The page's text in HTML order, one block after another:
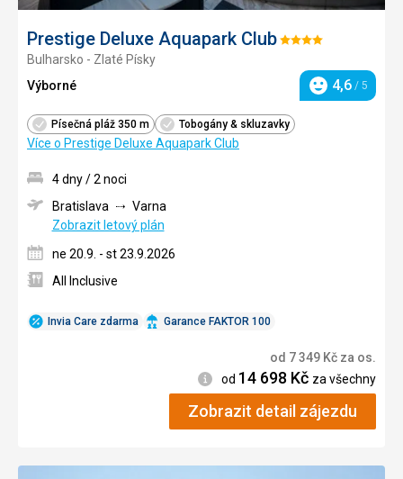
Prestige Deluxe Aquapark ClubHodnocení:
Bulharsko - Zlaté Písky
Výborné
Hodnocení
4,6 / 5
Písečná pláž 350 m Tobogány & skluzavky
Více o Prestige Deluxe Aquapark Club
Invia Care zdarma Garance FAKTOR 100
4 dny / 2 noci
Bratislava
Varna
Zobrazit letový plán
ne 20.9. - st 23.9.2026
All Inclusive
od 7 349 Kč za os.
Informace
od 14 698 Kč za všechny
Zobrazit detail zájezdu